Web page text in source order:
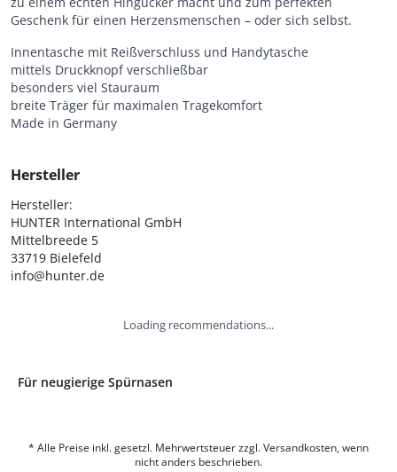
Geschenk für einen Herzensmenschen – oder sich selbst.
Innentasche mit Reißverschluss und Handytasche
mittels Druckknopf verschließbar
besonders viel Stauraum
breite Träger für maximalen Tragekomfort
Made in Germany
Hersteller
Hersteller:
HUNTER International GmbH
Mittelbreede 5
33719 Bielefeld
info@hunter.de
Loading recommendations...
Für neugierige Spürnasen
* Alle Preise inkl. gesetzl. Mehrwertsteuer zzgl. Versandkosten, wenn
nicht anders beschrieben.